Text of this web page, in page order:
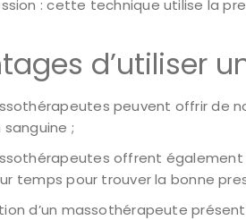
: cette technique utilise la
d’utiliser
peuvent offrir de
;
offrent également
temps pour trouver la bonne
d’un massothérapeute